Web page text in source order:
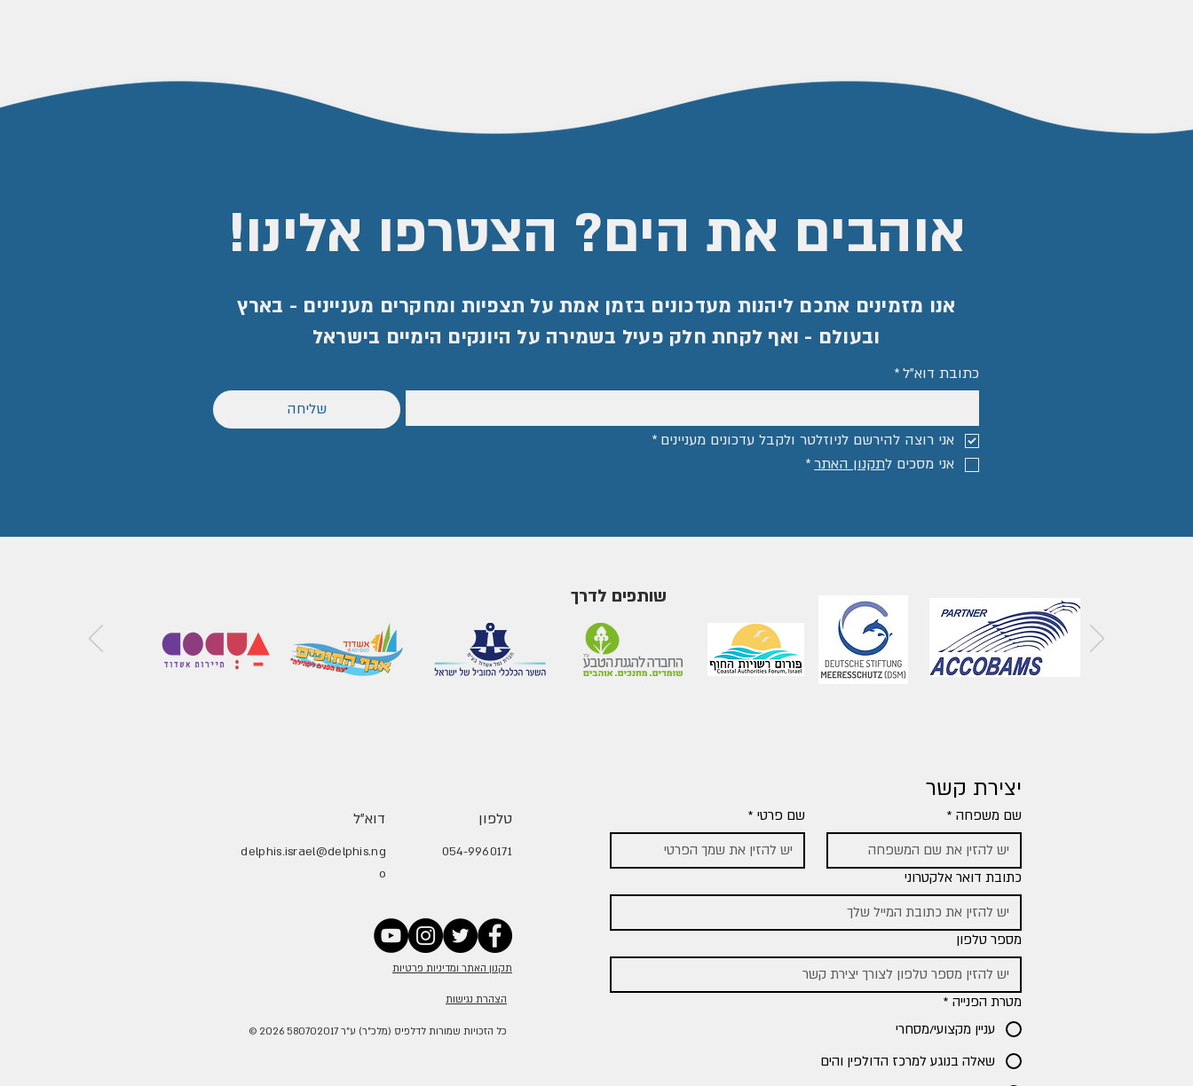
אוהבים את הים? הצטרפו אלינו!
אנו מזמינים אתכם ליהנות מעדכונים בזמן אמת על תצפיות ומחקרים מעניינים - בארץ
ובעולם - ואף לקחת חלק פעיל בשמירה על היונקים הימיים בישראל
כתובת דוא"ל*
שליחה
אני רוצה להירשם לניוזלטר ולקבל עדכונים מעניינים *
אני מסכים לתקנון האתר*
שותפים לדרך
טלפון דוא״ל
054-9960171
delphis.israel@delphis.ng
o
תקנון האתר ומדיניות פרטיות
הצהרת נגישות
© 2026 כל הזכויות שמורות לדלפיס (מלכ"ר) ע"ר 580702017
יצירת קשר
שם משפחה * שם פרטי *
כתובת דואר אלקטרוני
מספר טלפון
מטרת הפנייה *
עניין מקצועי/מסחרי
שאלה בנוגע למרכז הדולפין והים